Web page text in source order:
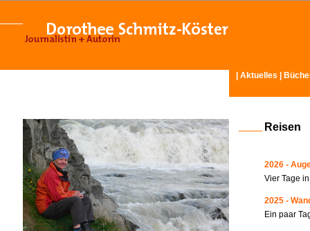
Aktuelles
Reisen
2026 -
Vier Tage
2025 -
Ein paar